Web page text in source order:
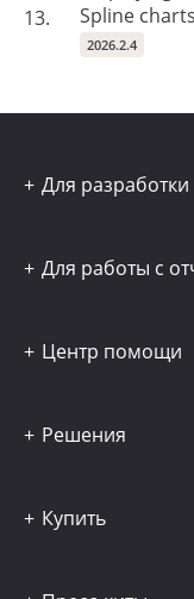
13.
Spline
2026.2.4
Для
Для работы с
Центр помощи
Решения
Купить